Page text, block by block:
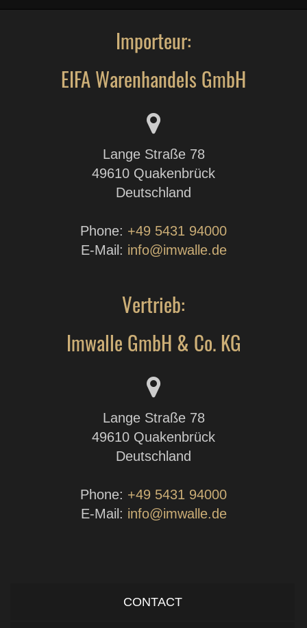
Importeur:
EIFA Warenhandels GmbH
Lange Straße 78
49610 Quakenbrück
Deutschland
Phone: +49 5431 94000
E-Mail: info@imwalle.de
Vertrieb:
Imwalle GmbH & Co. KG
Lange Straße 78
49610 Quakenbrück
Deutschland
Phone: +49 5431 94000
E-Mail: info@imwalle.de
CONTACT